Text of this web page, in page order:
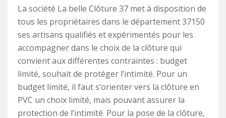
La société La belle Clôture 37 met à disposition de
tous les propriétaires dans le département 37150
ses artisans qualifiés et expérimentés pour les
accompagner dans le choix de la clôture qui
convient aux différentes contraintes : budget
limité, souhait de protéger l’intimité. Pour un
budget limité, il faut s’orienter vers la clôture en
PVC un choix limité, mais pouvant assurer la
protection de l’intimité. Pour la pose de la clôture,